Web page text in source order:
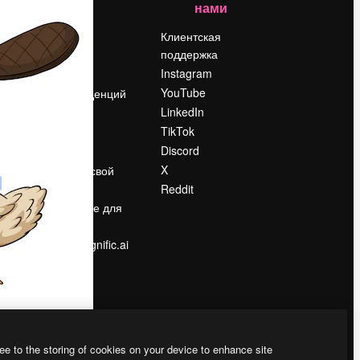
О нас
Reviews
Вакансии
Поиск тенденций
Продайте свой
контент
Помещение для
прессы
Ищете magnific.ai
нами
Клиентская
поддержка
Instagram
YouTube
LinkedIn
TikTok
Discord
X
Reddit
to the storing of cookies on your device to enhance site